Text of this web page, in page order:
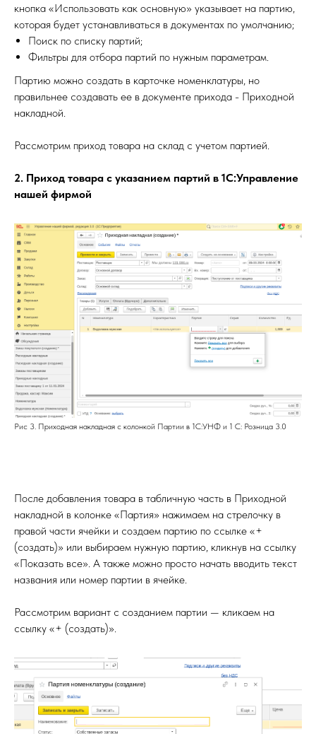
кнопка «Использовать как основную» указывает на партию,
которая будет устанавливаться в документах по умолчанию;
Поиск по списку партий;
Фильтры для отбора партий по нужным параметрам.
Партию можно создать в карточке номенклатуры, но
правильнее создавать ее в документе прихода - Приходной
накладной.
Рассмотрим приход товара на склад с учетом партией.
2. Приход товара с указанием партий в 1С:Управление
нашей фирмой
Рис 3. Приходная накладная с колонкой Партии в 1С:УНФ и 1 С: Розница 3.0
После добавления товара в табличную часть в Приходной
накладной в колонке «Партия» нажимаем на стрелочку в
правой части ячейки и создаем партию по ссылке «+
(создать)» или выбираем нужную партию, кликнув на ссылку
«Показать все». А также можно просто начать вводить текст
названия или номер партии в ячейке.
Рассмотрим вариант с созданием партии — кликаем на
ссылку «+ (создать)».